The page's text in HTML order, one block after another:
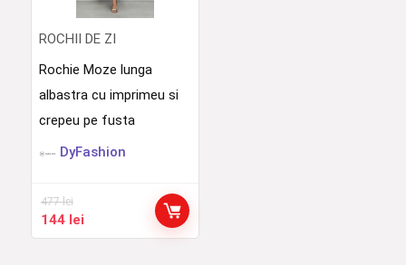
ROCHII DE ZI
Rochie Moze lunga
albastra cu imprimeu si
crepeu pe fusta
DyFashion
477lei
Prețul
inițial
144 leiPrețul
curent